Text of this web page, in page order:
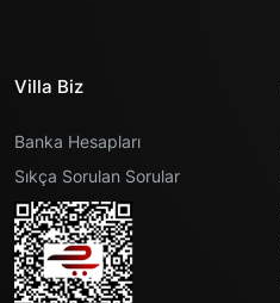
Villa Biz
Banka Hesapları
Sıkça Sorulan Sorular